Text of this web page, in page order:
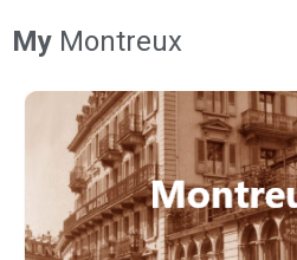
My Montreux